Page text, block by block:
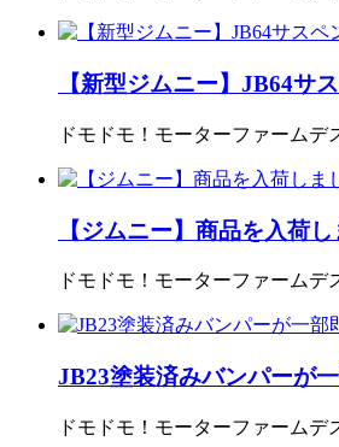
【新型ジムニー】JB64サ
ドモドモ！モーターファーム
【ジムニー】商品を入荷
ドモドモ！モーターファーム
JB23塗装済みバンパーが
ドモドモ！モーターファーム